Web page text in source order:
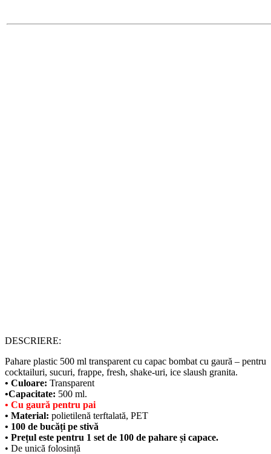
DESCRIERE:
Pahare plastic 500 ml transparent cu capac bombat cu gaură – pentru
cocktailuri, sucuri, frappe, fresh, shake-uri, ice slaush granita.
• Culoare: Transparent
•Capacitate: 500 ml.
• Cu gaură pentru pai
• Material: polietilenă terftalată, PET
• 100 de bucăți pe stivă
• Prețul este pentru 1 set de 100 de pahare și capace.
• De unică folosință